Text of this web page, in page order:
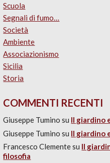
Scuola
Segnali di fumo…
Società
Ambiente
Associazionismo
Sicilia
Storia
COMMENTI RECENTI
Giuseppe Tumino su Il giardino
Giuseppe Tumino su Il giardino
Francesco Clementesu Il
filosofia